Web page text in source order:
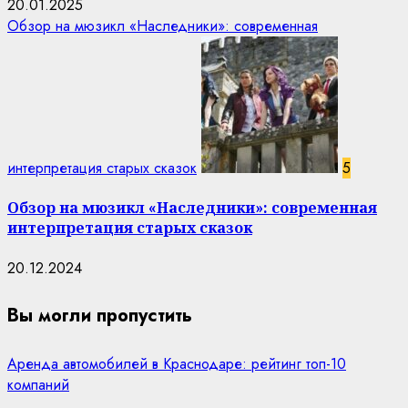
20.01.2025
Обзор на мюзикл «Наследники»: современная
интерпретация старых сказок 5
Обзор на мюзикл «Наследники»: современная
интерпретация старых сказок
20.12.2024
Вы могли пропустить
Аренда автомобилей в Краснодаре: рейтинг топ-10
компаний